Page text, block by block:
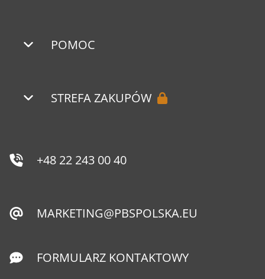
POMOC
STREFA ZAKUPÓW
+48 22 243 00 40
MARKETING@PBSPOLSKA.EU
FORMULARZ KONTAKTOWY